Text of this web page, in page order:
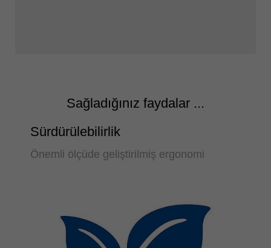
Sağladığınız faydalar ...
Sürdürülebilirlik
Önemli ölçüde geliştirilmiş ergonomi